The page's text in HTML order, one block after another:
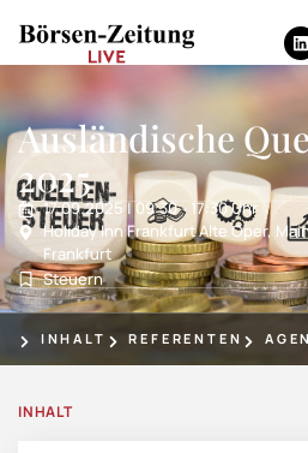
HIGHLIGHT
Ausländische
2025
17.09.2025 | 09:30 - 17:30 Uhr
Holiday Inn Frankfurt Alte Oper,
Frankfurt
Steuern
INHALT REFERENTEN
INHALT